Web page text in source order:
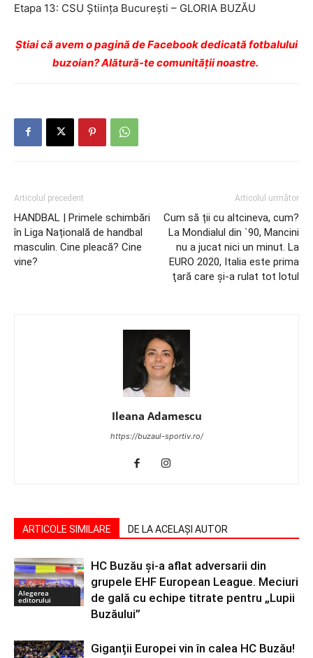
Etapa 13: CSU Știința București – GLORIA BUZĂU
Ştiai că avem o pagină de Facebook dedicată fotbalului
buzoian? Alătură-te comunității noastre.
Articolul precedent
HANDBAL | Primele schimbări
în Liga Națională de handbal
masculin. Cine pleacă? Cine
vine?
Articolul următor
Cum să ții cu altcineva, cum?
La Mondialul din `90, Mancini
nu a jucat nici un minut. La
EURO 2020, Italia este prima
ţară care şi-a rulat tot lotul
Ileana Adamescu
https://buzaul-sportiv.ro/
ARTICOLE SIMILARE DE LA ACELAȘI AUTOR
Alegerea
editorului
HC Buzău și-a aflat adversarii din
grupele EHF European League. Meciuri
de gală cu echipe titrate pentru „Lupii
Buzăului”
Giganții Europei vin în calea HC Buzău!